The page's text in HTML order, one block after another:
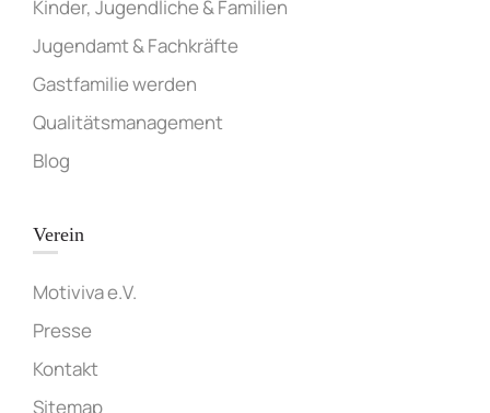
Kinder, Jugendliche & Familien
Jugendamt & Fachkräfte
Gastfamilie werden
Qualitätsmanagement
Blog
Verein
Motiviva e.V.
Presse
Kontakt
Sitemap